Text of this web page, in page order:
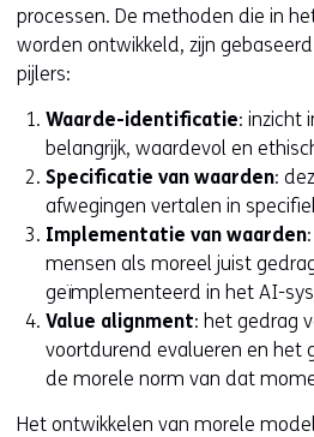
processen. De methoden die in
worden ontwikkeld, zijn
pijlers:
Waarde-identificatie: inzicht
belangrijk, waardevol en
Specificatie van waarden:
afwegingen vertalen in
Implementatie van waarden
mensen als moreel juist
geïmplementeerd in het AI-
Value alignment: het gedrag
voortdurend evalueren en het
de morele norm van dat
Het ontwikkelen van morele